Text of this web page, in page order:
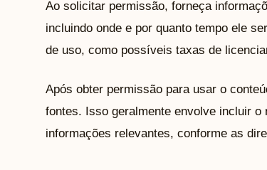
Ao solicitar permissão, forneça
incluindo onde e por quanto tempo ele
de uso, como possíveis taxas de
Após obter permissão para usar o
fontes. Isso geralmente envolve incluir
informações relevantes, conforme as